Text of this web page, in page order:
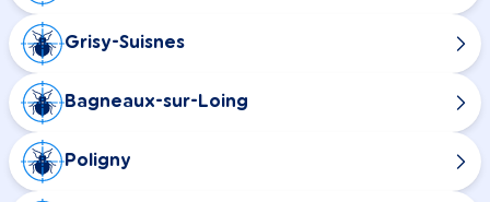
Grisy-Suisnes
Bagneaux-sur-Loing
Poligny